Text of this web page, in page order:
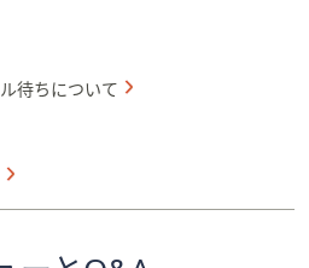
待ちについて